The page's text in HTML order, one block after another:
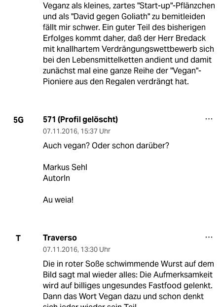
Veganz als kleines, zartes "Start-up"-Pflänzchen
und als "David gegen Goliath" zu bemitleiden
fällt mir schwer. Ein guter Teil des bisherigen
Erfolges kommt daher, daß der Herr Bredack
mit knallhartem Verdrängungswettbewerb sich
bei den Lebensmittelketten andient und damit
zunächst mal eine ganze Reihe der "Vegan"-
Pioniere aus den Regalen verdrängt hat.
5G 571 (Profil gelöscht)
07.11.2016, 15:37 Uhr
Auch vegan? Oder schon darüber?
Markus Sehl
AutorIn
Au weia!
T Traverso
07.11.2016, 13:30 Uhr
Die in roter Soße schwimmende Wurst auf dem
Bild sagt mal wieder alles: Die Aufmerksamkeit
wird auf billiges ungesundes Fastfood gelenkt.
Dann das Wort Vegan dazu und schon denkt